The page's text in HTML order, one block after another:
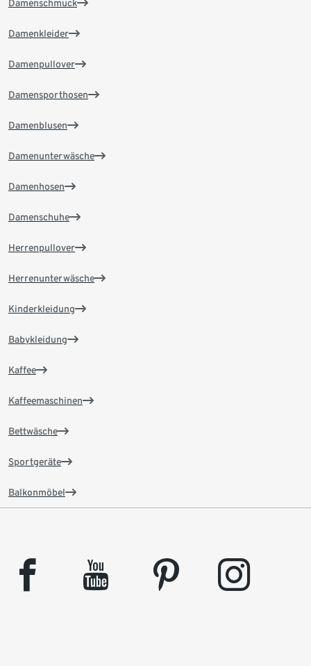
Damenschmuck
Damenkleider
Damenpullover
Damensporthosen
Damenblusen
Damenunterwäsche
Damenhosen
Damenschuhe
Herrenpullover
Herrenunterwäsche
Kinderkleidung
Babykleidung
Kaffee
Kaffeemaschinen
Bettwäsche
Sportgeräte
Balkonmöbel
facebook youtube pinterest instagram